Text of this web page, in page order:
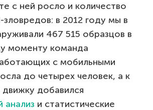
с ней росло и количество
в 2012 году мы в
467 515 образцов в
моменту команда
с мобильными
до четырех человек, а к
добавился
анализ и статистические